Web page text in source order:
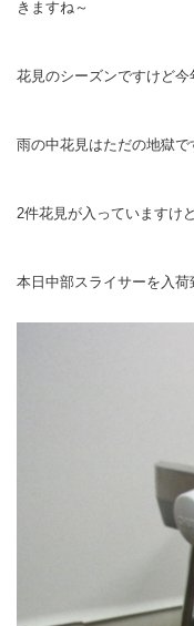
きますね～
花見のシーズンですけど今
雨の中花見はただの地獄で
2件花見が入っていますけ
本日中部スライサーを入荷